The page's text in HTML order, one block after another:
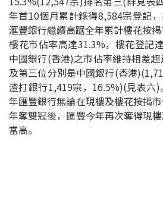
網上申請按揭轉介
條款及細則
私隱政策
本網頁所提供資料僅作參考用途。
© 2026 中原按揭經紀有限公司 Centaline
年首10個月累計錄得8,584宗登記
滙豐銀行繼續高踞全年累計樓花按
樓花市佔率高達31.3%，樓花登記
中國銀行(香港)之市佔率維持相差
及第三位分別是中國銀行(香港
渣打銀行1,419宗，16.5%)(見表六)。
年匯豐銀行無論在現樓及樓花按揭
年奪雙冠後，匯豐今年再次奪得現
當高。